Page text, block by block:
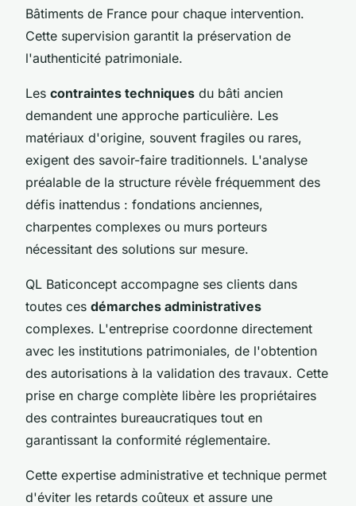
Bâtiments de France pour chaque intervention.
Cette supervision garantit la préservation de
l'authenticité patrimoniale.
Les contraintes techniques du bâti ancien
demandent une approche particulière. Les
matériaux d'origine, souvent fragiles ou rares,
exigent des savoir-faire traditionnels. L'analyse
préalable de la structure révèle fréquemment des
défis inattendus : fondations anciennes,
charpentes complexes ou murs porteurs
nécessitant des solutions sur mesure.
QL Baticoncept accompagne ses clients dans
toutes ces démarches administratives
complexes. L'entreprise coordonne directement
avec les institutions patrimoniales, de l'obtention
des autorisations à la validation des travaux. Cette
prise en charge complète libère les propriétaires
des contraintes bureaucratiques tout en
garantissant la conformité réglementaire.
Cette expertise administrative et technique permet
d'éviter les retards coûteux et assure une